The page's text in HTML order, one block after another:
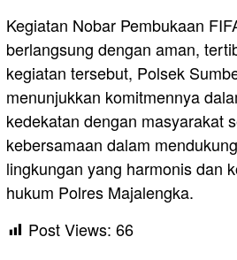
Kegiatan Nobar Pembukaan
berlangsung dengan aman,
kegiatan tersebut, Polsek
menunjukkan komitmennya
kedekatan dengan masyarakat
kebersamaan dalam
lingkungan yang harmonis dan
hukum Polres Majalengka.
Post Views: 66